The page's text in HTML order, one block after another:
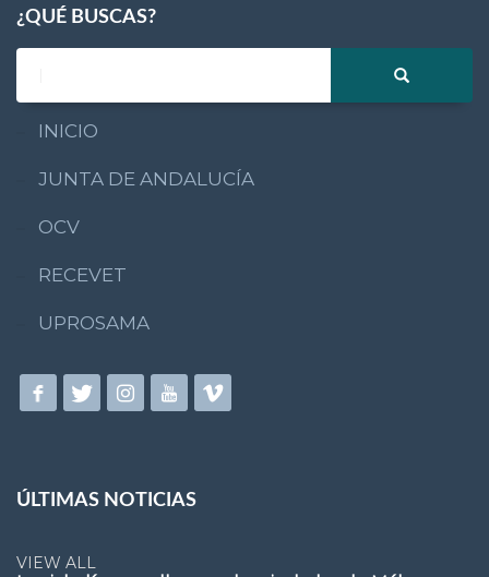
¿QUÉ BUSCAS?
INICIO
JUNTA DE ANDALUCÍA
OCV
RECEVET
UPROSAMA
ÚLTIMAS NOTICIAS
VIEW ALL